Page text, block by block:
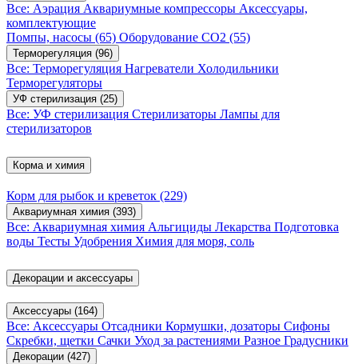
Все: Аэрация Аквариумные компрессоры Аксессуары,
комплектующие
Помпы, насосы (65) Оборудование CO2 (55)
Терморегуляция (96)
Все: Терморегуляция Нагреватели Холодильники
Терморегуляторы
УФ стерилизация (25)
Все: УФ стерилизация Стерилизаторы Лампы для
стерилизаторов
Корма и химия
Корм для рыбок и креветок (229)
Аквариумная химия (393)
Все: Аквариумная химия Альгициды Лекарства Подготовка
воды Тесты Удобрения Химия для моря, соль
Декорации и аксессуары
Аксессуары (164)
Все: Аксессуары Отсадники Кормушки, дозаторы Сифоны
Скребки, щетки Сачки Уход за растениями Разное Градусники
Декорации (427)